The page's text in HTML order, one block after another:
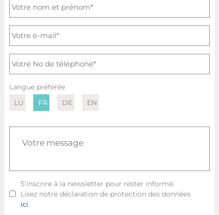
Langue préférée
LU
FR DE EN
S'inscrire à la newsletter pour rester informé.
Lisez notre déclaration de protection des données
ici.